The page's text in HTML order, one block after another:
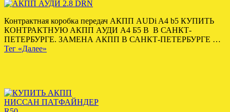
Контрактная коробка передач АКПП AUDi A4 b5 КУПИТЬ
КОНТРАКТНУЮ АКПП АУДИ А4 Б5 В В САНКТ-
ПЕТЕРБУРГЕ. ЗАМЕНА АКПП В САНКТ-ПЕТЕРБУРГЕ …
Тег «Далее»